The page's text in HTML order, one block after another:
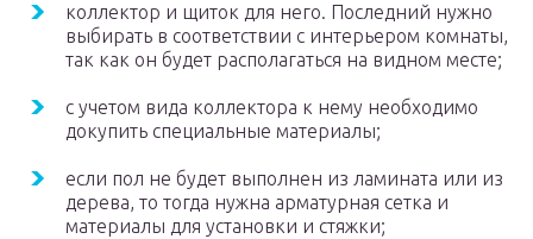
коллектор и щиток для него. Последний нужно
выбирать в соответствии с интерьером комнаты,
так как он будет располагаться на видном месте;
с учетом вида коллектора к нему необходимо
докупить специальные материалы;
если пол не будет выполнен из ламината или из
дерева, то тогда нужна арматурная сетка и
материалы для установки и стяжки;